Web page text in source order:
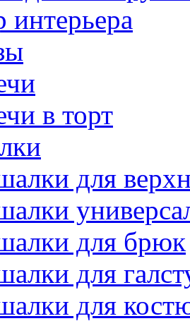
интерьера
в торт
для
для брюк
для
для